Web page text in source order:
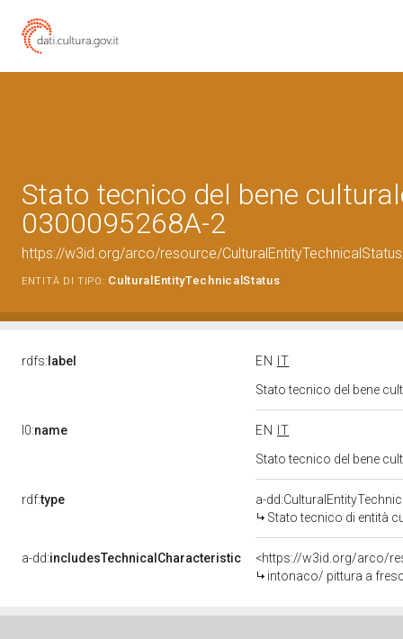
Stato tecnico del bene
0300095268A-2
https://w3id.org/arco/resource/
ENTITÀ DI TIPO: CulturalEntityTechnicalStatus
rdfs: label EN
IT
Stato tecnico del bene
l0:name EN
IT
Stato tecnico del bene
rdf:type
a-
Stato tecnico di entità
a-dd:includesTechnicalCharacteristic
<https://w3id.org/arco/
intonaco/ pittura a